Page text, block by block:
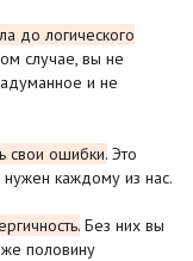
до логического
случае, вы не
и не
свои ошибки. Это
каждому из нас.
Без них вы
половину